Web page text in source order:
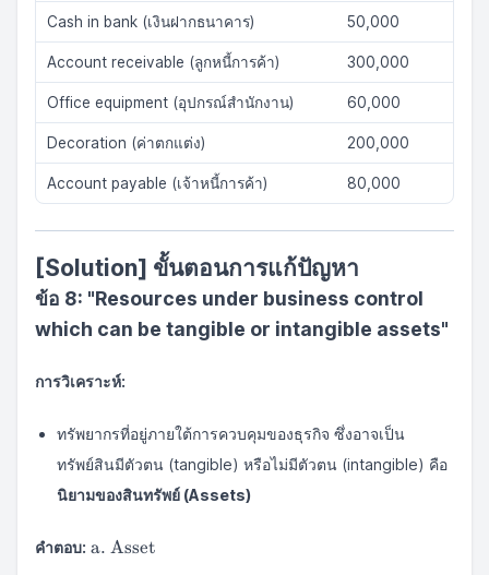
Cash in bank (เงินฝากธนาคาร) 50,000
Account receivable (ลูกหนี้การค้า) 300,000
Office equipment (อุปกรณ์สำนักงาน) 60,000
Decoration (ค่าตกแต่ง) 200,000
Account payable (เจ้าหนี้การค้า) 80,000
[Solution] ขั้นตอนการแก้ปัญหา
ข้อ 8: "Resources under business control
which can be tangible or intangible assets"
การวิเคราะห์:
ทรัพยากรที่อยู่ภายใต้การควบคุมของธุรกิจ ซึ่งอาจเป็น
ทรัพย์สินมีตัวตน (tangible) หรือไม่มีตัวตน (intangible) คือ
นิยามของสินทรัพย์ (Assets)
คำตอบ: \text{a.
a. Asset